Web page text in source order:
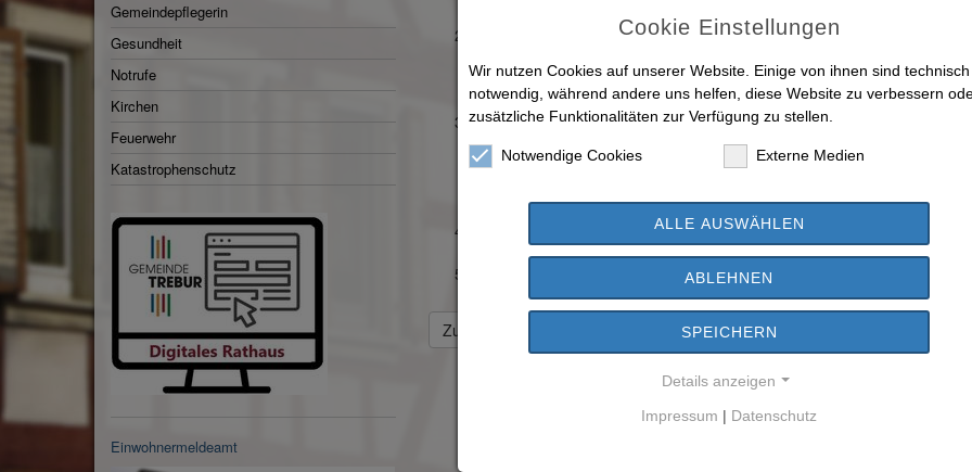
Satzung zur Kinder- und Jugendbeteiligung in der Gemeinde Trebur
von der Verwaltung: Stefan Kasseckert, Fachbereichsleiter Soziales,
Bildung
Frauenförder- und Gleichstellungsplan für den Zeitraum von 2026 bis
Gemeindeverwaltung Trebur nach dem Hessischen
(HGlG) vom 03.08.2023
von der Verwaltung: Jennifer Mathes, stellvertretende Frauen- und
Antrag der GLT-Fraktion, lfd. Nr. AT041, Bürgersprechstunde
Antrag der SPD-Fraktion, lfd. Nr. 044, Sachstand Lesekapelle Geinsheim
Zurück zur Übersicht
Gemeindepflegerin
Gesundheit
Notrufe
Kirchen
Feuerwehr
Katastrophenschutz
Einwohnermeldeamt
Cookie Einstellungen
Wir nutzen Cookies auf unserer Website. Einige von ihnen sind technisch
notwendig, während andere uns helfen, diese Website zu verbessern
zusätzliche Funktionalitäten zur Verfügung zu stellen.
Notwendige Cookies Externe Medien
ALLE AUSWÄHLEN
ABLEHNEN
SPEICHERN
Details anzeigen
Impressum | Datenschutz